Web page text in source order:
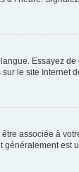
Essayez
le site Internet
associée à
est